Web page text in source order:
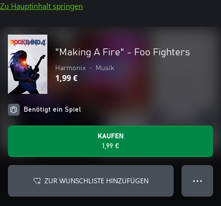
Zu Hauptinhalt springen
"Making A Fire" - Foo Fighters
Harmonix • Musik
1,99 €
Benötigt ein Spiel
KAUFEN
1,99 €
ZUR WUNSCHLISTE HINZUFÜGEN ● ● ●